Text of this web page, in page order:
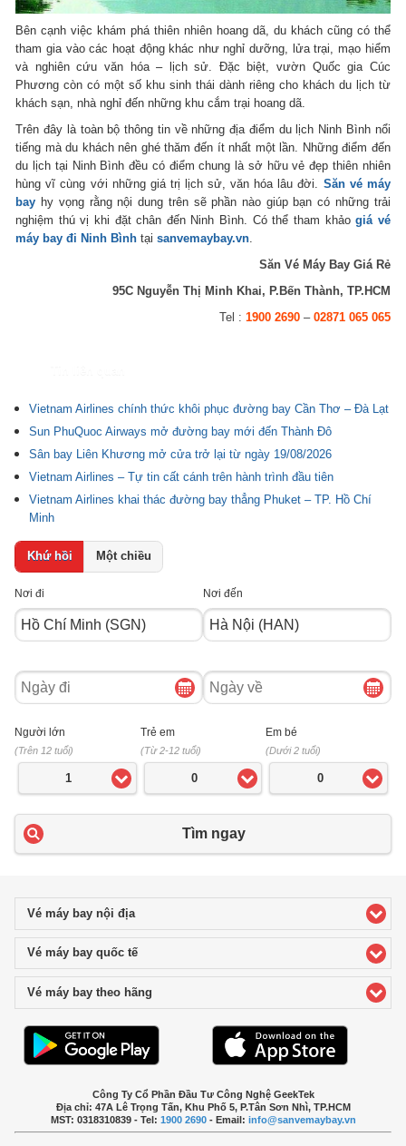
Bên cạnh việc khám phá thiên nhiên hoang dã, du khách cũng có thể
tham gia vào các hoạt động khác như nghỉ dưỡng, lửa trại, mạo hiểm
và nghiên cứu văn hóa – lịch sử. Đặc biệt, vườn Quốc gia Cúc
Phương còn có một số khu sinh thái dành riêng cho khách du lịch từ
khách sạn, nhà nghỉ đến những khu cắm trại hoang dã.
Trên đây là toàn bộ thông tin về những địa điểm du lịch Ninh Bình nổi
tiếng mà du khách nên ghé thăm đến ít nhất một lần. Những điểm đến
du lịch tại Ninh Bình đều có điểm chung là sở hữu vẻ đẹp thiên nhiên
hùng vĩ cùng với những giá trị lịch sử, văn hóa lâu đời. Săn vé máy
bay hy vọng rằng nội dung trên sẽ phần nào giúp bạn có những trải
nghiệm thú vị khi đặt chân đến Ninh Bình. Có thể tham khảogiá vé
máy bay đi Ninh Bình tạisanvemaybay.vn
Săn Vé Máy Bay Giá Rẻ
95C Nguyễn Thị Minh Khai, P.Bến Thành, TP.HCM
Tel : 1900 2690– 02871 065 065
Vietnam Airlines chính thức khôi phục đường bay Cần Thơ – Đà Lạt
Sun PhuQuoc Airways mở đường bay mới đến Thành Đô
Sân bay Liên Khương mở cửa trở lại từ ngày 19/08/2026
Vietnam Airlines – Tự tin cất cánh trên hành trình đầu tiên
Vietnam Airlines khai thác đường bay thẳng Phuket – TP. Hồ Chí
Minh
Khứ hồi Một chiều
Nơi đi Nơi đến
Ngày
đi
Ngày
về
Người lớn
(Trên 12 tuổi)
1
Trẻ em
(Từ 2-12 tuổi)
0
Em bé
(Dưới 2 tuổi)
0
Tìm ngay
Vé máy bay nội địaclick to expand contents
Vé máy bay quốc tếclick to expand contents
Vé máy bay theo hãng
Công Ty Cổ Phần Đầu Tư Công Nghệ GeekTek
Địa chỉ: 47A Lê Trọng Tấn, Khu Phố 5, P.Tân Sơn Nhì, TP.HCM
MST: 0318310839 - Tel: 1900 2690- Email: info@sanvemaybay.vn